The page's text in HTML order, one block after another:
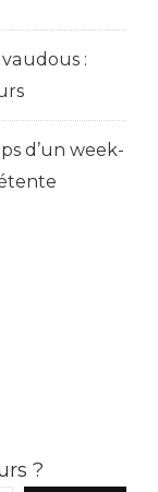
:
d’un week-
?